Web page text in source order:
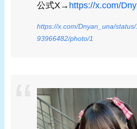
公式X→ https://x.com/
https://x.com/Dnyan_una/
93966482/photo/1